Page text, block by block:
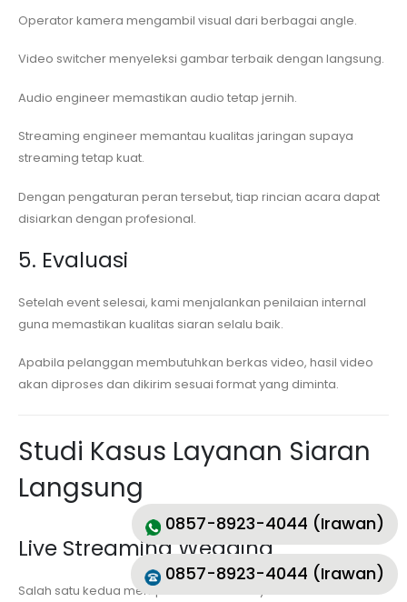
Operator kamera mengambil visual dari berbagai angle.
Video switcher menyeleksi gambar terbaik dengan langsung.
Audio engineer memastikan audio tetap jernih.
Streaming engineer memantau kualitas jaringan supaya
streaming tetap kuat.
Dengan pengaturan peran tersebut, tiap rincian acara dapat
disiarkan dengan profesional.
5. Evaluasi
Setelah event selesai, kami menjalankan penilaian internal
guna memastikan kualitas siaran selalu baik.
Apabila pelanggan membutuhkan berkas video, hasil video
akan diproses dan dikirim sesuai format yang diminta.
Studi Kasus Layanan Siaran
Langsung
Live Streaming Wedding
Salah satu kedua mempelai memakai layanan MKVS
0857-8923-4044 (Irawan)
0857-8923-4044 (Irawan)